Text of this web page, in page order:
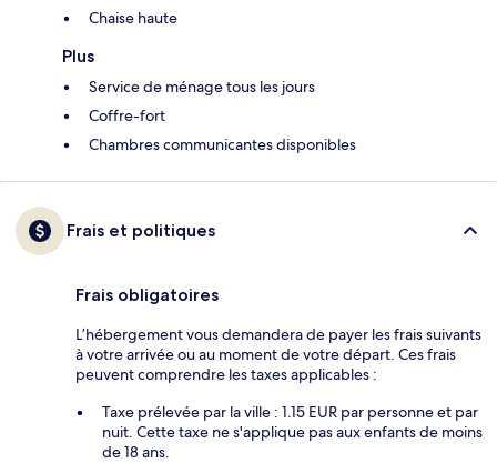
Chaise haute
Plus
Service de ménage tous les jours
Coffre-fort
Chambres communicantes disponibles
Frais et politiques
Frais obligatoires
L’hébergement vous demandera de payer les frais suivants
à votre arrivée ou au moment de votre départ. Ces frais
peuvent comprendre les taxes applicables :
Taxe prélevée par la ville : 1.15 EUR par personne et par
nuit. Cette taxe ne s'applique pas aux enfants de moins
de 18 ans.